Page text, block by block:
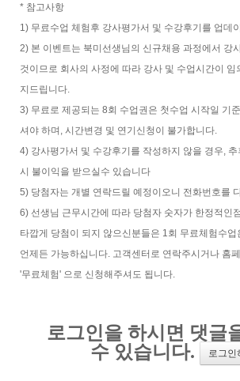
* 참고사항
1) 무료수업 체험후 강사평가서 및 수강후기를 업데
2) 본 이벤트는 북미선생님의 신규채용 과정에서 강
것이므로 회사의 사정에 따라 강사 및 수업시간이 임
지드립니다.
3) 무료로 제공되는 8회 수업권은 첫수업 시작일 기
셔야 하며, 시간변경 및 연기신청이 불가합니다.
4) 강사평가서 및 수강후기를 작성하지 않을 경우,
시 불이익을 받으실수 있습니다
5) 당첨자는 개별 연락드릴 예정이오니 전화번호를
6) 선생님 근무시간에 따라 당첨자 숫자가 한정적인
타깝게 당첨이 되지 않으신분들은 1회 무료체험수
언제든 가능하십니다. 고객센터로 연락주시거나 홈
'무료체험' 으로 신청해주셔도 됩니다.